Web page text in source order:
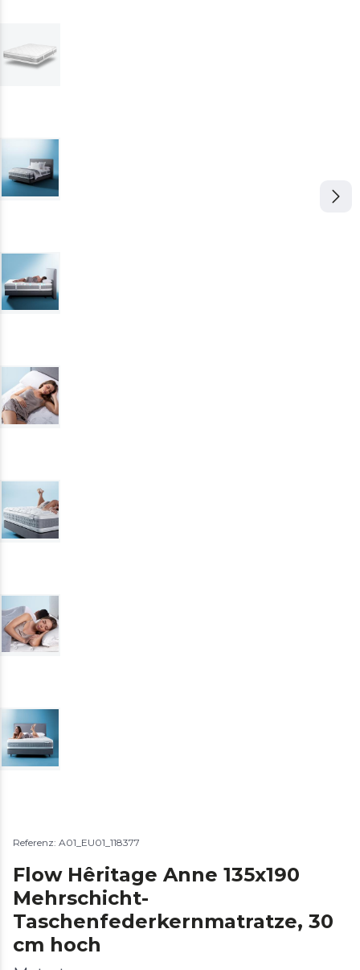
Referenz: A01_EU01_118377
Flow Hêritage Anne 135x190
Mehrschicht-
Taschenfederkernmatratze, 30
cm hoch